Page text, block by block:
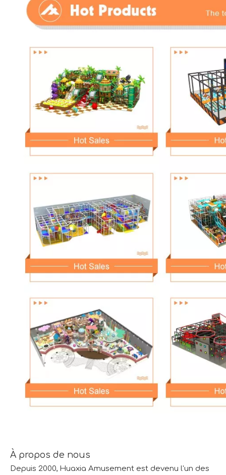
À propos de nous
Depuis 2000, Huaxia Amusement est devenu l'un des